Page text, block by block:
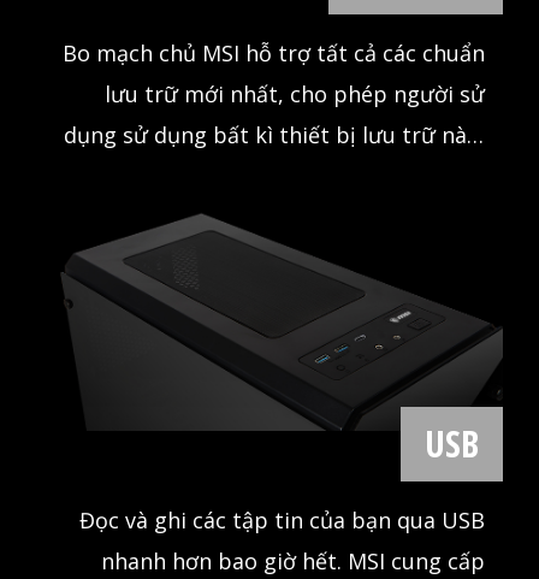
LƯU TRỮ
Bo mạch chủ MSI hỗ trợ tất cả các chuẩn
dụng sử dụng bất kì thiết bị lưu trữ nào.
Khởi động game nhanh hơn, tải màn chơi
nhanh hơn, đây chính là lợi thế thực sự
khi so sánh với đối thủ của bạn.
USB